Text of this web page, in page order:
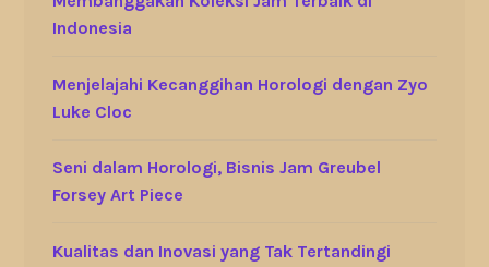
Indonesia
Menjelajahi Kecanggihan Horologi dengan Zyo
Luke Cloc
Seni dalam Horologi, Bisnis Jam Greubel
Forsey Art Piece
Kualitas dan Inovasi yang Tak Tertandingi